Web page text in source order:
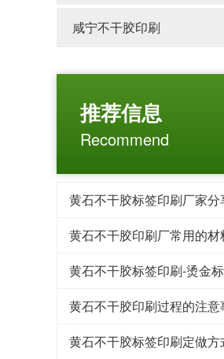
咸宁不干胶印刷
推荐信息
Recommend
黄石不干胶印刷过程的注意
黄石不干胶标签印刷定做方